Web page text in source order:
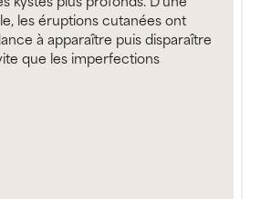
les éruptions cutanées ont
à apparaître puis disparaître
que les imperfections